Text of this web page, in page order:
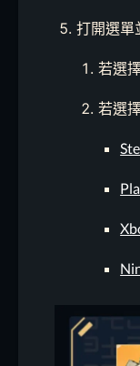
打開選單
若選
若選